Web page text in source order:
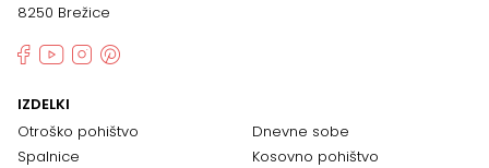
8250 Brežice
IZDELKI
Otroško pohištvo
Spalnice
Dnevne sobe
Kosovno pohištvo